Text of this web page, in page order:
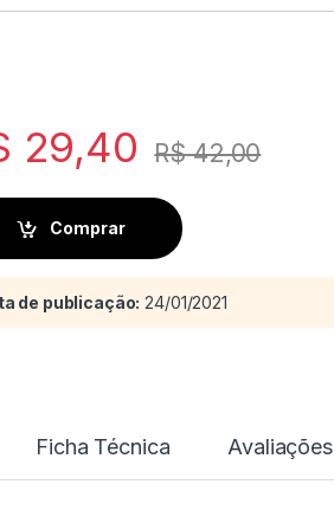
29,40 R$42,00
Comprar
de publicação: 24/01/2021
Ficha Técnica Avaliações